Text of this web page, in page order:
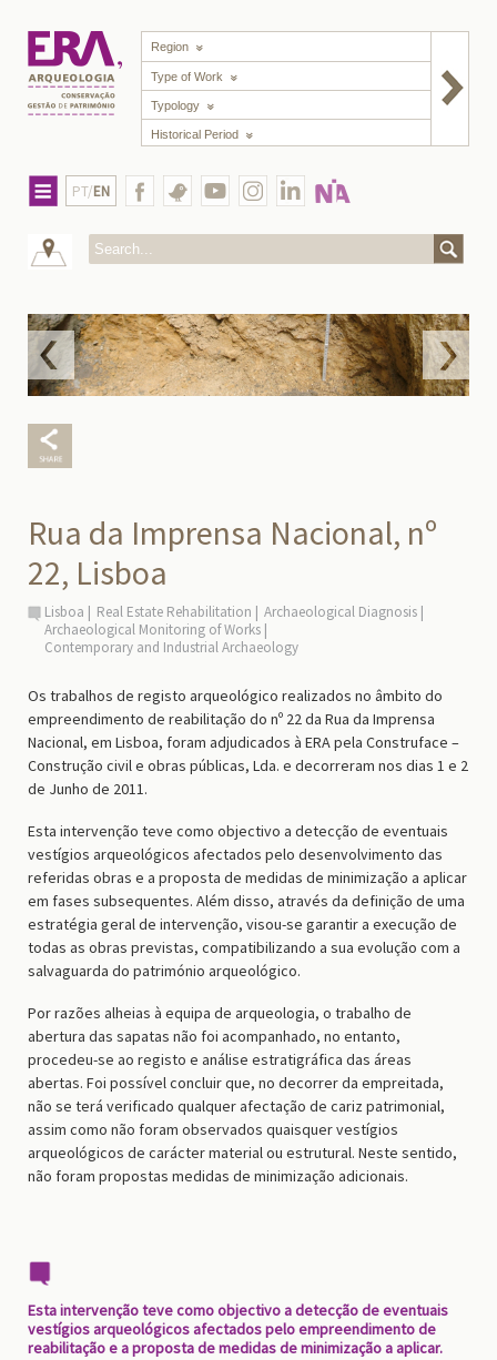
Region
Type of Work
Typology
Historical Period
PT/EN
Rua da Imprensa Nacional, nº
22, Lisboa
Lisboa Real Estate Rehabilitation
Archaeological Diagnosis
Archaeological Monitoring of Works
Contemporary and Industrial Archaeology
Os trabalhos de registo arqueológico realizados no âmbito do
empreendimento de reabilitação do nº 22 da Rua da Imprensa
Nacional, em Lisboa, foram adjudicados à ERA pela Construface –
Construção civil e obras públicas, Lda. e decorreram nos dias 1 e 2
de Junho de 2011.
Esta intervenção teve como objectivo a detecção de eventuais
vestígios arqueológicos afectados pelo desenvolvimento das
referidas obras e a proposta de medidas de minimização a aplicar
em fases subsequentes. Além disso, através da definição de uma
estratégia geral de intervenção, visou-se garantir a execução de
todas as obras previstas, compatibilizando a sua evolução com a
salvaguarda do património arqueológico.
Por razões alheias à equipa de arqueologia, o trabalho de
abertura das sapatas não foi acompanhado, no entanto,
procedeu-se ao registo e análise estratigráfica das áreas
abertas. Foi possível concluir que, no decorrer da empreitada,
não se terá verificado qualquer afectação de cariz patrimonial,
assim como não foram observados quaisquer vestígios
arqueológicos de carácter material ou estrutural. Neste sentido,
não foram propostas medidas de minimização adicionais.
Esta intervenção teve como objectivo a detecção de eventuais
vestígios arqueológicos afectados pelo empreendimento de
reabilitação e a proposta de medidas de minimização a aplicar.